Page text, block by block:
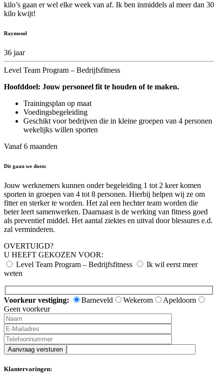
kilo’s gaan er wel elke week van af. Ik ben inmiddels al meer dan 30
kilo kwijt!
Raymond
36 jaar
Level Team Program – Bedrijfsfitness
Hoofddoel: Jouw personeel fit te houden of te maken.
Trainingsplan op maat
Voedingsbegeleiding
Geschikt voor bedrijven die in kleine groepen van 4 personen
wekelijks willen sporten
Vanaf 6 maanden
Dit gaan we doen:
Jouw werknemers kunnen onder begeleiding 1 tot 2 keer komen
sporten in groepen van 4 tot 8 personen. Hierbij helpen wij ze om
fitter en sterker te worden. Het zal een hechter team worden die
beter leert samenwerken. Daarnaast is de werking van fitness goed
als preventief middel. Het aantal ziektes en uitval door blessures e.d.
zal verminderen.
OVERTUIGD?
U HEEFT GEKOZEN VOOR:
Level Team Program – Bedrijfsfitness
Ik wil eerst meer
weten
Voorkeur vestiging: Barneveld Wekerom
Apeldoorn
Geen voorkeur
Aanvraag versturen
Klantervaringen: